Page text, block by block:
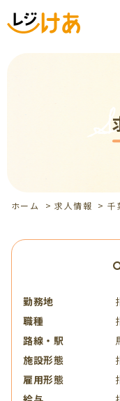
ホーム >求人情報 >千
勤務地
職種
路線・駅
施設形態
雇用形態